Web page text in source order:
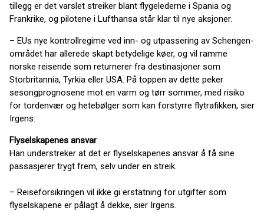
tillegg er det varslet streiker blant flygelederne i Spania og
Frankrike, og pilotene i Lufthansa står klar til nye aksjoner.
– EUs nye kontrollregime ved inn- og utpassering av Schengen-
området har allerede skapt betydelige køer, og vil ramme
norske reisende som returnerer fra destinasjoner som
Storbritannia, Tyrkia eller USA. På toppen av dette peker
sesongprognosene mot en varm og tørr sommer, med risiko
for tordenvær og hetebølger som kan forstyrre flytrafikken, sier
Irgens.
Flyselskapenes ansvar
Han understreker at det er flyselskapenes ansvar å få sine
passasjerer trygt frem, selv under en streik.
– Reiseforsikringen vil ikke gi erstatning for utgifter som
flyselskapene er pålagt å dekke, sier Irgens.